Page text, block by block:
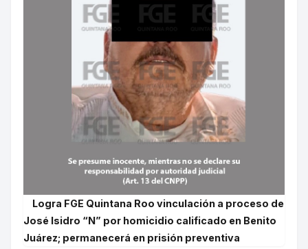
Logra FGE Quintana Roo vinculación a proceso de
José Isidro “N” por homicidio calificado en Benito
Juárez; permanecerá en prisión preventiva